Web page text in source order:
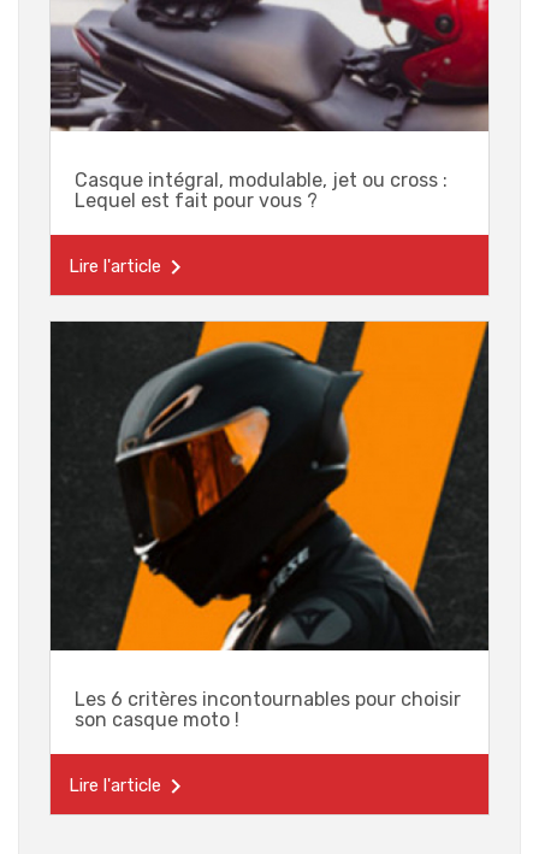
Casque intégral, modulable, jet ou cross :
Lequel est fait pour vous ?
Lire l'article 
Les 6 critères incontournables pour choisir
son casque moto !
Lire l'article 